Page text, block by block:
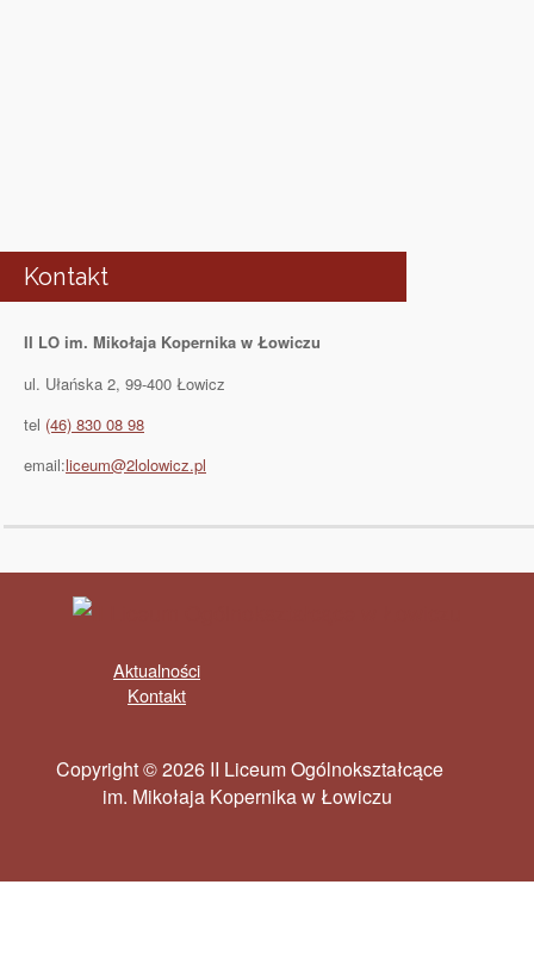
Kontakt
II LO im. Mikołaja Kopernika w Łowiczu
ul. Ułańska 2, 99-400 Łowicz
tel (46) 830 08 98
email:liceum@2lolowicz.pl
Aktualności
Kontakt
Copyright © 2026 II Liceum Ogólnokształcące
im. Mikołaja Kopernika w Łowiczu